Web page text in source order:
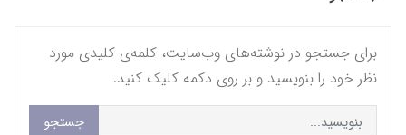
برای جستجو در نوشته‌های وب‌سایت، کلمه‌ی کلیدی مورد
نظر خود را بنویسید و بر روی دکمه کلیک کنید.
جستجو